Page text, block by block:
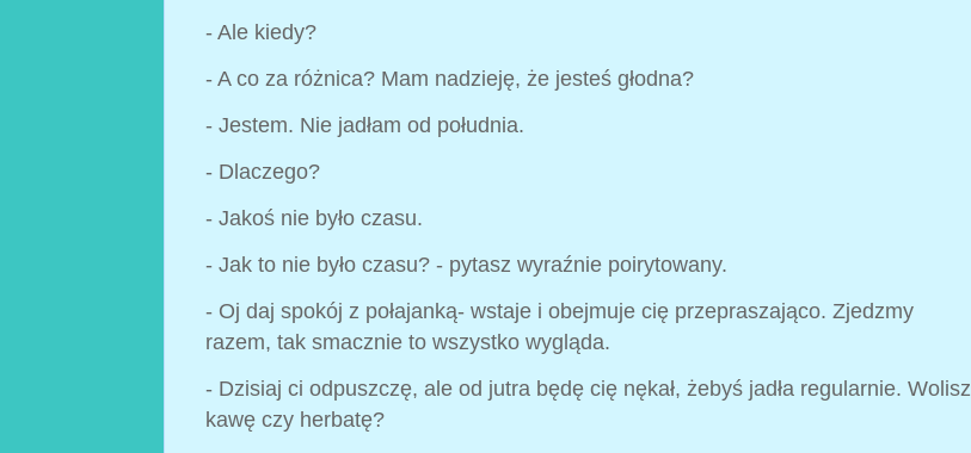
- Ale kiedy?
- A co za różnica? Mam nadzieję, że jesteś głodna?
- Jestem. Nie jadłam od południa.
- Dlaczego?
- Jakoś nie było czasu.
- Jak to nie było czasu? - pytasz wyraźnie poirytowany.
- Oj daj spokój z połajanką- wstaje i obejmuje cię przepraszająco. Zjedzmy
razem, tak smacznie to wszystko wygląda.
- Dzisiaj ci odpuszczę, ale od jutra będę cię nękał, żebyś jadła regularnie. Wolisz
kawę czy herbatę?